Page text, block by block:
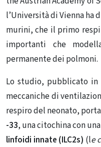
l’Università di Vienna ha
murini, che il primo
importanti che
permanente dei polmoni.
Lo studio, pubblicato in
meccaniche di
respiro del neonato,
-33, una citochina con
linfoidi innate (ILC2s) (le